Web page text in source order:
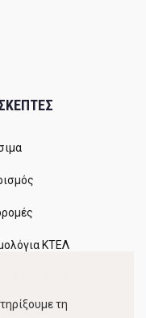
ΚΤΕΛ
Λιμένοςτη